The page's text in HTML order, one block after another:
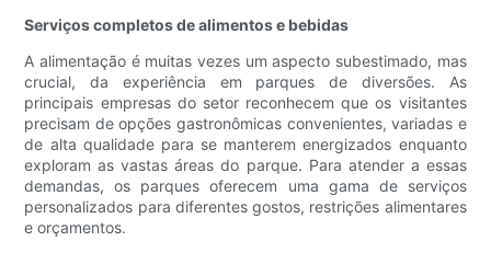
Serviços completos de alimentos e bebidas
A alimentação é muitas vezes um aspecto subestimado, mas
crucial, da experiência em parques de diversões. As
principais empresas do setor reconhecem que os visitantes
precisam de opções gastronômicas convenientes, variadas e
de alta qualidade para se manterem energizados enquanto
exploram as vastas áreas do parque. Para atender a essas
demandas, os parques oferecem uma gama de serviços
personalizados para diferentes gostos, restrições alimentares
e orçamentos.